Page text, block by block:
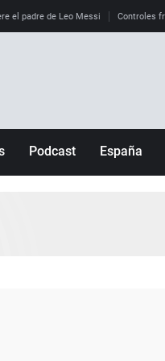
el padre de Leo Messi Controles
Podcast España